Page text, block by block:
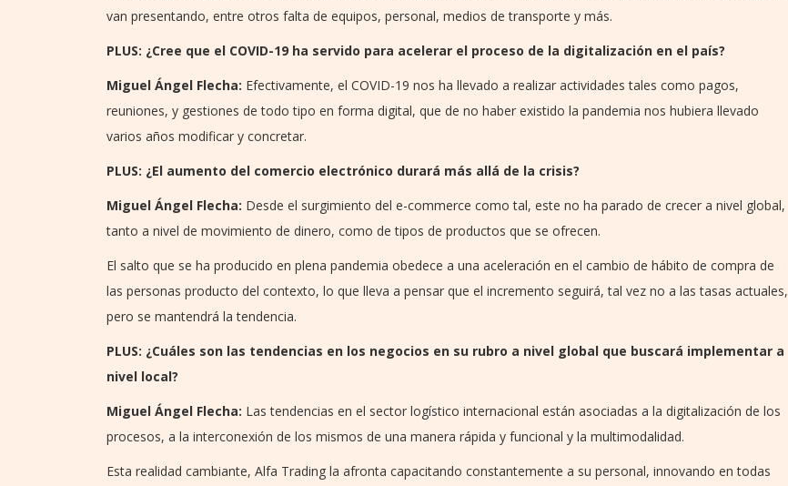
van presentando, entre otros falta de equipos, personal, medios de transporte y más.
PLUS: ¿Cree que el COVID-19 ha servido para acelerar el proceso de la digitalización en el país?
Miguel Ángel Flecha: Efectivamente, el COVID-19 nos ha llevado a realizar actividades tales como pagos,
reuniones, y gestiones de todo tipo en forma digital, que de no haber existido la pandemia nos hubiera llevado
varios años modificar y concretar.
PLUS: ¿El aumento del comercio electrónico durará más allá de la crisis?
Miguel Ángel Flecha: Desde el surgimiento del e-commerce como tal, este no ha parado de crecer a nivel global,
tanto a nivel de movimiento de dinero, como de tipos de productos que se ofrecen.
El salto que se ha producido en plena pandemia obedece a una aceleración en el cambio de hábito de compra de
las personas producto del contexto, lo que lleva a pensar que el incremento seguirá, tal vez no a las tasas actuales,
pero se mantendrá la tendencia.
PLUS: ¿Cuáles son las tendencias en los negocios en su rubro a nivel global que buscará implementar a
nivel local?
Miguel Ángel Flecha: Las tendencias en el sector logístico internacional están asociadas a la digitalización de los
procesos, a la interconexión de los mismos de una manera rápida y funcional y la multimodalidad.
Esta realidad cambiante, Alfa Trading la afronta capacitando constantemente a su personal, innovando en todas